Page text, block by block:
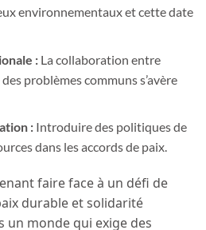
environnementaux et cette date
:La collaboration entre
problèmes communs s’avère
:Introduire des politiques de
dans les accords de paix.
faire face à un défi de
durable et solidarité
un monde qui exige des